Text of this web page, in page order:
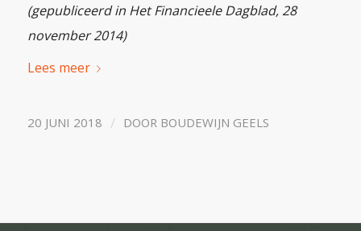
(gepubliceerd in Het Financieele Dagblad, 28
november 2014)
Lees meer
20 JUNI 2018 / DOOR BOUDEWIJN GEELS